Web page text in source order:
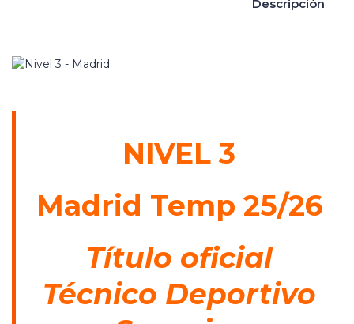
Descripción
NIVEL 3
Madrid Temp 25/26
Título oficial
Técnico Deportivo